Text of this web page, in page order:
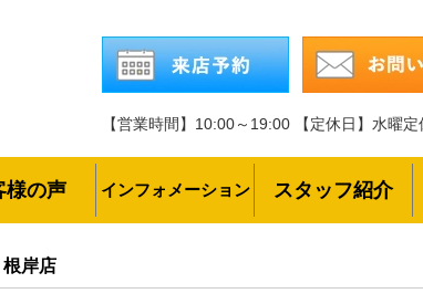
【営業時間】10:00～19:00 【定休日】水曜定
様の声 インフォメーション スタッフ紹介
岸店